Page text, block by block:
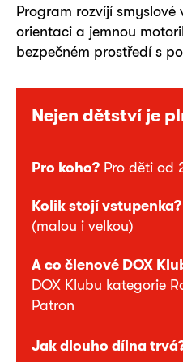
Nejen dětství je
Pro koho? Pro děti od
Kolik stojí vstupenka?
(malou i velkou)
A co členové DOX
DOX Klubu kategorie
Patron
Jak dlouho dílna
Program rozvíjí
orientaci a jemnou
bezpečném prostředí s